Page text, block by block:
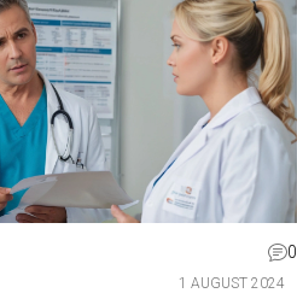
0
1 AUGUST 2024